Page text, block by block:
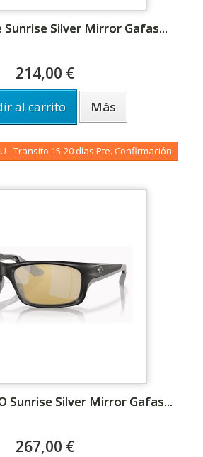
Sunrise Silver Mirror Gafas...
214,00 €
al carrito Más
- Transito 15-20 días Pte. Confirmación
Sunrise Silver Mirror Gafas...
267,00 €